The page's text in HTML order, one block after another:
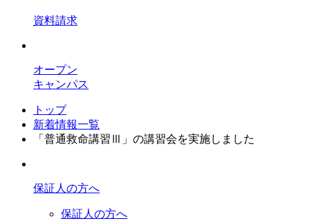
資料請求
オープン
キャンパス
トップ
新着情報一覧
「普通救命講習Ⅲ」の講習会を実施しました
保証人の方へ
保証人の方へ